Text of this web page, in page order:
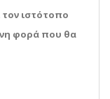
ιστότοπο
φορά που θα